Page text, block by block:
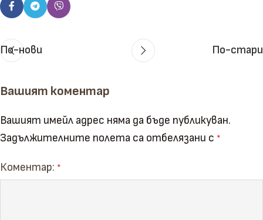
По-нови По-стари
Вашият коментар
Вашият имейл адрес няма да бъде публикуван.
Задължителните полета са отбелязани с *
Коментар: *